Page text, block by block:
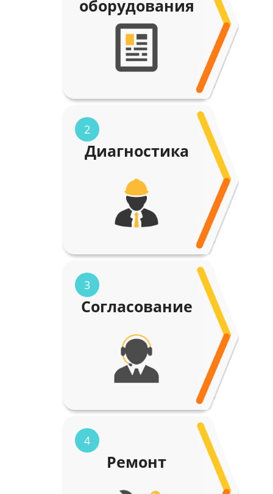
оборудования
2
Диагностика
3
Согласование
4
Ремонт